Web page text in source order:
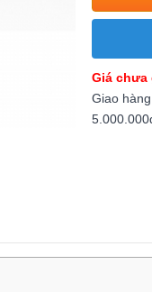
Giá chưa
Giao